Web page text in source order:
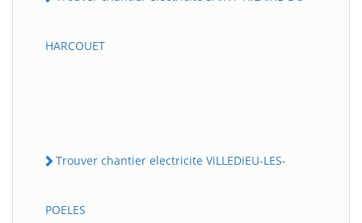
HARCOUET
Trouver chantier electricite ViLLEDiEU-LES-
POELES